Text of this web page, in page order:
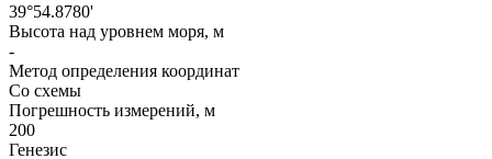
39°54.8780'
Высота над уровнем моря, м
-
Метод определения координат
Со схемы
Погрешность измерений, м
200
Генезис